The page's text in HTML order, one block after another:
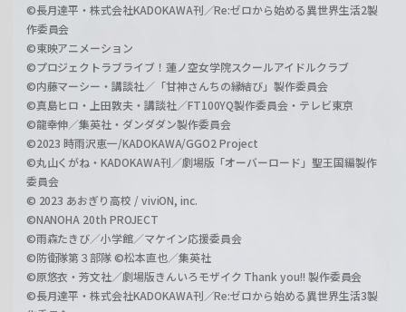
©長月達平・株式会社KADOKAWA刊／Re:ゼロから始める異世界生活2製
作委員会
©東映アニメーション
©プロジェクトラブライブ！蓮ノ空女学院スクールアイドルクラブ
©内藤マーシー・講談社／「甘神さんちの縁結び」製作委員会
©真島ヒロ・上田敦夫・講談社／FT100YQ製作委員会・テレビ東京
©龍幸伸／集英社・ダンダダン製作委員会
©2023 時雨沢恵一/KADOKAWA/GGO2 Project
©丸山くがね・KADOKAWA刊／劇場版「オーバーロード」聖王国編製作
委員会
© 2023 あおぎり高校 / viviON, inc.
©NANOHA 20th PROJECT
©雨森たきび／小学館／マケイン応援委員会
©防衛隊第３部隊 ©松本直也／集英社
©原悠衣・芳文社／劇場版きんいろモザイク Thank you!! 製作委員会
©長月達平・株式会社KADOKAWA刊／Re:ゼロから始める異世界生活3製